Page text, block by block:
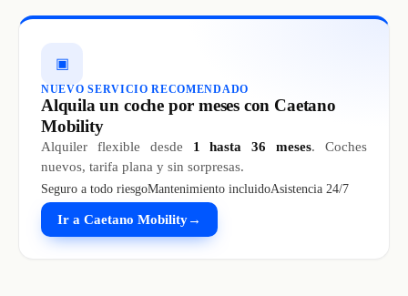
▣
NUEVO SERVICIO RECOMENDADO
Alquila un coche por meses con Caetano
Mobility
Alquiler flexible desde 1 hasta 36 meses. Coches
nuevos, tarifa plana y sin sorpresas.
Seguro a todo riesgoMantenimiento incluidoAsistencia 24/7
Ir a Caetano Mobility→